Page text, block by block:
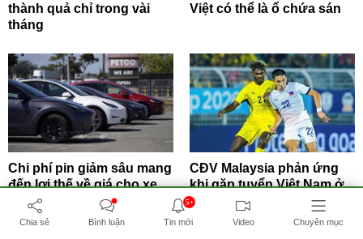
thành quả chỉ trong vài
tháng
Việt có thể là ổ chứa sán
Chi phí pin giảm sâu mang
đến lợi thế về giá cho xe
điện
CĐV Malaysia phản ứng
khi gặp tuyển Việt Nam ở
bán kết AFF...
Chia sẻ Bình luận
5+
Tin mới Video Chuyên mục